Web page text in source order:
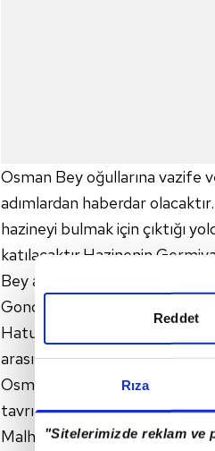
Rıza
"Sitelerimizde reklam ve
Reddet
Osman Bey oğullarına vazife
adımlardan haberdar
hazineyi bulmak için çıktığı
katılacaktır.Hazinenin
Bey arasına neler
Gonca Hatun'a rağmen
Hatun'a "Yoksa bana sevdalı
arasında neler yaşanacaktır?
Osman Bey Sancaksız'lardan
tavrı sonrası ne yapacaklardır?
Malhun Hatun, Uç Pazar'a